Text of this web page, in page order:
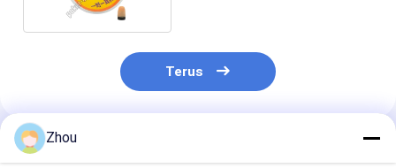
Terus
Rekomendasi Produk
Zhou